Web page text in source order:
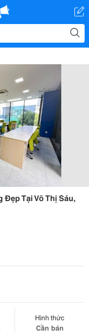
Đẹp Tại Võ Thị Sáu,
Hình thức
Cần bán